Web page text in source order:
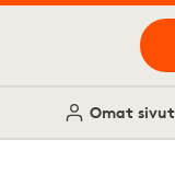
Omat sivut